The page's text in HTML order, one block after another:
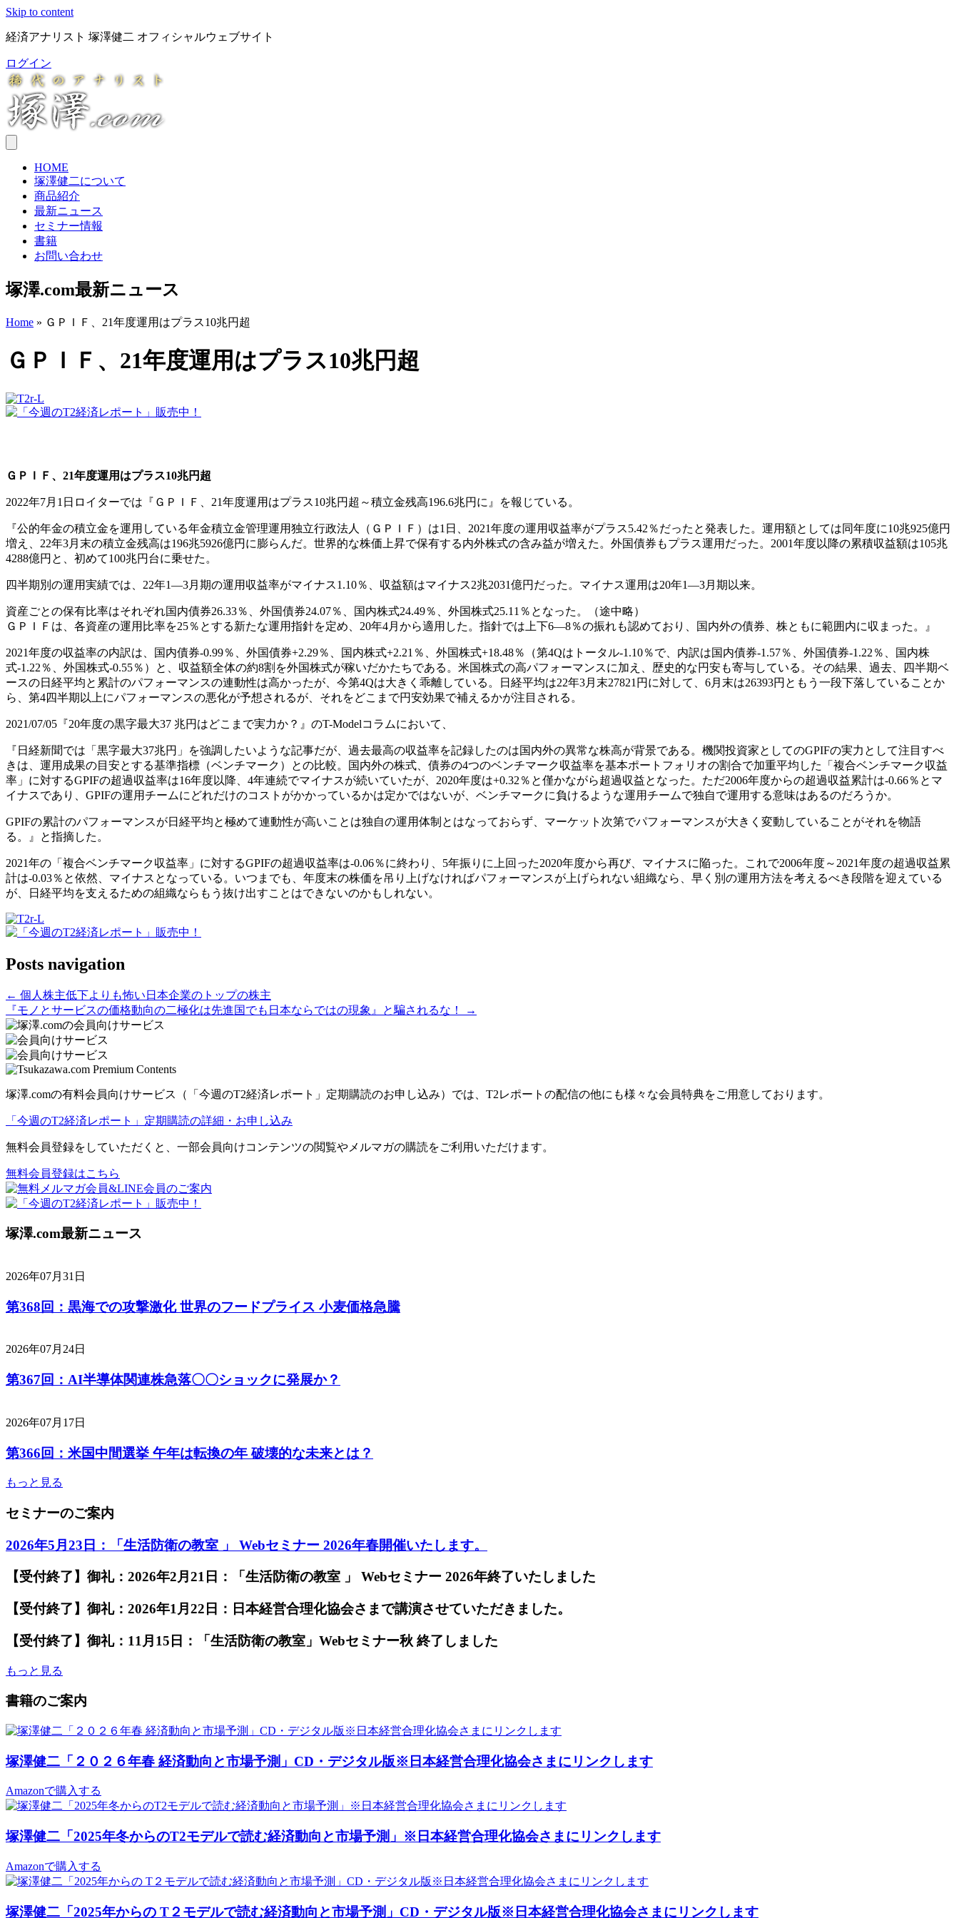
Skip to content
経済アナリスト 塚澤健二 オフィシャルウェブサイト
ログイン
HOME
塚澤健二について
商品紹介
最新ニュース
セミナー情報
書籍
お問い合わせ
塚澤.com最新ニュース
Home » ＧＰＩＦ、21年度運用はプラス10兆円超
ＧＰＩＦ、21年度運用はプラス10兆円超
ＧＰＩＦ、21年度運用はプラス10兆円超
2022年7月1日ロイターでは『ＧＰＩＦ、21年度運用はプラス10兆円超～積立金残高196.6兆円に』を報じている。
『公的年金の積立金を運用している年金積立金管理運用独立行政法人（ＧＰＩＦ）は1日、2021年度の運用収益率がプラス5.42％だったと発表した。運用額としては同年度に10兆925億円
増え、22年3月末の積立金残高は196兆5926億円に膨らんだ。世界的な株価上昇で保有する内外株式の含み益が増えた。外国債券もプラス運用だった。2001年度以降の累積収益額は105兆
4288億円と、初めて100兆円台に乗せた。
四半期別の運用実績では、22年1―3月期の運用収益率がマイナス1.10％、収益額はマイナス2兆2031億円だった。マイナス運用は20年1―3月期以来。
資産ごとの保有比率はそれぞれ国内債券26.33％、外国債券24.07％、国内株式24.49％、外国株式25.11％となった。（途中略）
ＧＰＩＦは、各資産の運用比率を25％とする新たな運用指針を定め、20年4月から適用した。指針では上下6―8％の振れも認めており、国内外の債券、株ともに範囲内に収まった。』
2021年度の収益率の内訳は、国内債券-0.99％、外国債券+2.29％、国内株式+2.21％、外国株式+18.48％（第4Qはトータル-1.10％で、内訳は国内債券-1.57％、外国債券-1.22％、国内株
式-1.22％、外国株式-0.55％）と、収益額全体の約8割を外国株式が稼いだかたちである。米国株式の高パフォーマンスに加え、歴史的な円安も寄与している。その結果、過去、四半期ベ
ースの日経平均と累計のパフォーマンスの連動性は高かったが、今第4Qは大きく乖離している。日経平均は22年3月末27821円に対して、6月末は26393円ともう一段下落していることか
ら、第4四半期以上にパフォーマンスの悪化が予想されるが、それをどこまで円安効果で補えるかが注目される。
2021/07/05『20年度の黒字最大37 兆円はどこまで実力か？』のT-Modelコラムにおいて、
『日経新聞では「黒字最大37兆円」を強調したいような記事だが、過去最高の収益率を記録したのは国内外の異常な株高が背景である。機関投資家としてのGPIFの実力として注目すべ
きは、運用成果の目安とする基準指標（ベンチマーク）との比較。国内外の株式、債券の4つのベンチマーク収益率を基本ポートフォリオの割合で加重平均した「複合ベンチマーク収益
率」に対するGPIFの超過収益率は16年度以降、4年連続でマイナスが続いていたが、2020年度は+0.32％と僅かながら超過収益となった。ただ2006年度からの超過収益累計は-0.66％とマ
イナスであり、GPIFの運用チームにどれだけのコストがかかっているかは定かではないが、ベンチマークに負けるような運用チームで独自で運用する意味はあるのだろうか。
GPIFの累計のパフォーマンスが日経平均と極めて連動性が高いことは独自の運用体制とはなっておらず、マーケット次第でパフォーマンスが大きく変動していることがそれを物語
る。』と指摘した。
2021年の「複合ベンチマーク収益率」に対するGPIFの超過収益率は-0.06％に終わり、5年振りに上回った2020年度から再び、マイナスに陥った。これで2006年度～2021年度の超過収益累
計は-0.03％と依然、マイナスとなっている。いつまでも、年度末の株価を吊り上げなければパフォーマンスが上げられない組織なら、早く別の運用方法を考えるべき段階を迎えている
が、日経平均を支えるための組織ならもう抜け出すことはできないのかもしれない。
Posts navigation
← 個人株主低下よりも怖い日本企業のトップの株主
『モノとサービスの価格動向の二極化は先進国でも日本ならではの現象』と騙されるな！ →
塚澤.comの有料会員向けサービス（「今週のT2経済レポート」定期購読のお申し込み）では、T2レポートの配信の他にも様々な会員特典をご用意しております。
「今週のT2経済レポート」定期購読の詳細・お申し込み
無料会員登録をしていただくと、一部会員向けコンテンツの閲覧やメルマガの購読をご利用いただけます。
無料会員登録はこちら
塚澤.com最新ニュース
2026年07月31日
第368回：黒海での攻撃激化 世界のフードプライス 小麦価格急騰
2026年07月24日
第367回：AI半導体関連株急落〇〇ショックに発展か？
2026年07月17日
第366回：米国中間選挙 午年は転換の年 破壊的な未来とは？
もっと見る
セミナーのご案内
2026年5月23日：「生活防衛の教室 」 Webセミナー 2026年春開催いたします。
【受付終了】御礼：2026年2月21日：「生活防衛の教室 」 Webセミナー 2026年終了いたしました
【受付終了】御礼：2026年1月22日：日本経営合理化協会さまで講演させていただきました。
【受付終了】御礼：11月15日：「生活防衛の教室」Webセミナー秋 終了しました
もっと見る
書籍のご案内
塚澤健二「２０２６年春 経済動向と市場予測」CD・デジタル版※日本経営合理化協会さまにリンクします
Amazonで購入する
塚澤健二「2025年冬からのT2モデルで読む経済動向と市場予測」※日本経営合理化協会さまにリンクします
Amazonで購入する
塚澤健二「2025年からの T２モデルで読む経済動向と市場予測」CD・デジタル版※日本経営合理化協会さまにリンクします